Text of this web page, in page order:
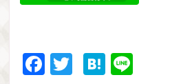
Facebook
TwitterHatena